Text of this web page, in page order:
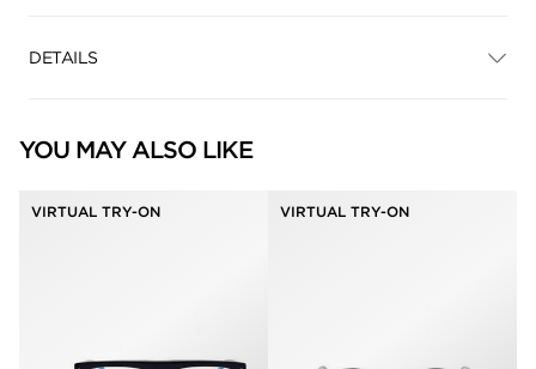
DETAILS
YOU MAY ALSO LIKE
VIRTUAL TRY-ON VIRTUAL TRY-ON